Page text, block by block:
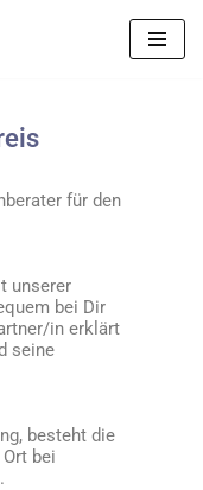
für den
unserer
bei Dir
in erklärt
seine
besteht die
bei